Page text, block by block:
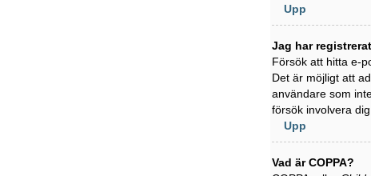
Upp
Jag har
Försök att hitta e-
Det är möjligt att
användare som
försök involvera
Upp
Vad är COPPA?